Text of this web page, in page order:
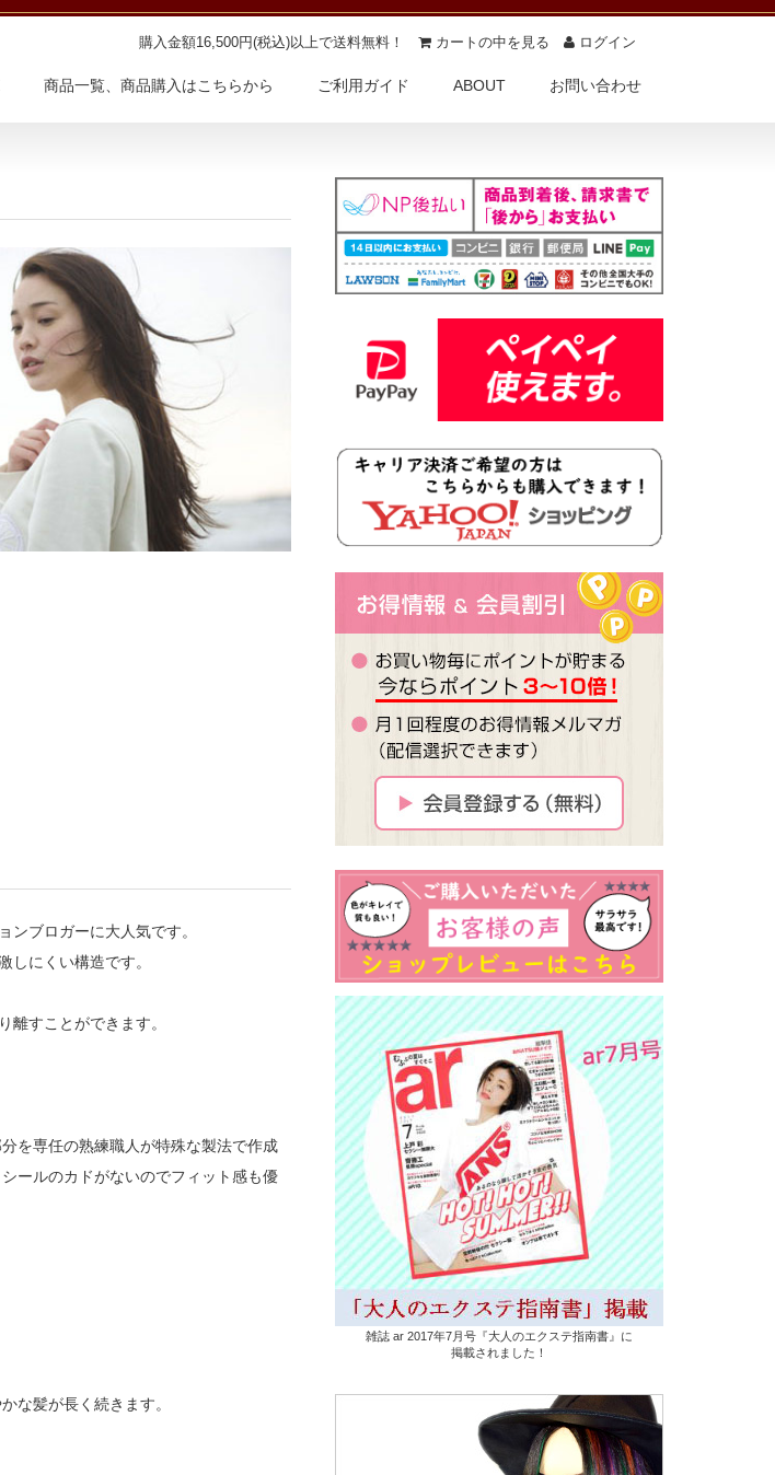
購入金額16,500円(税込)以上で送料無料！ カートの中を見る ログイン
商品一覧、商品購入はこちらから ご利用ガイド ABOUT お問い合わせ
ブロガーに大人気です。
しにくい構造です。
離すことができます。
を専任の熟練職人が特殊な製法で作成
ールのカドがないのでフィット感も優
な髪が長く続きます。
雑誌 ar 2017年7月号『大人のエクステ指南書』に
掲載されました！